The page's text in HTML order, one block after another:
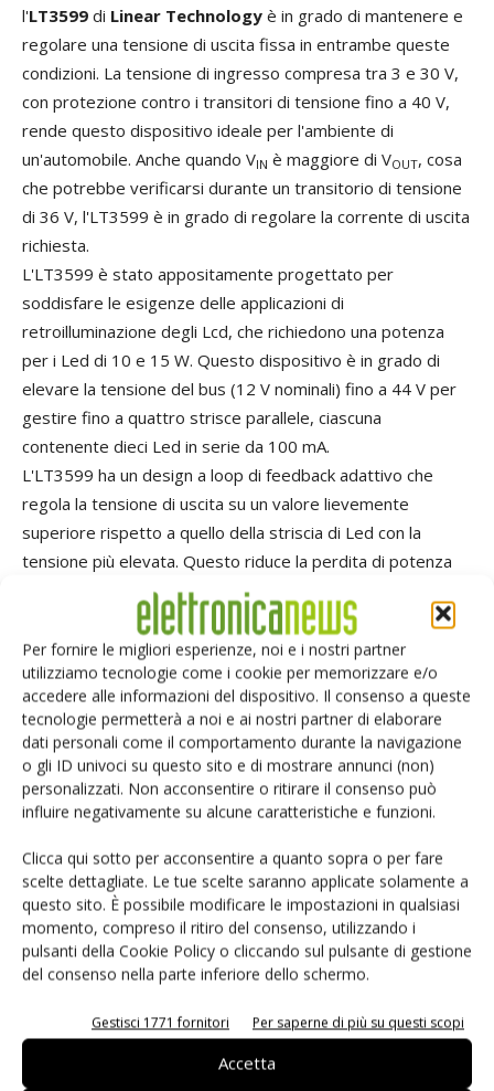
Per fornire le migliori esperienze, noi e i nostri partner
utilizziamo tecnologie come i cookie per memorizzare e/o
accedere alle informazioni del dispositivo. Il consenso a queste
tecnologie permetterà a noi e ai nostri partner di elaborare
dati personali come il comportamento durante la navigazione
o gli ID univoci su questo sito e di mostrare annunci (non)
personalizzati. Non acconsentire o ritirare il consenso può
influire negativamente su alcune caratteristiche e funzioni.
Clicca qui sotto per acconsentire a quanto sopra o per fare
scelte dettagliate. Le tue scelte saranno applicate solamente a
questo sito. È possibile modificare le impostazioni in qualsiasi
momento, compreso il ritiro del consenso, utilizzando i
pulsanti della Cookie Policy o cliccando sul pulsante di gestione
del consenso nella parte inferiore dello schermo.
Gestisci 1771 fornitori Per saperne di più su questi scopi
Accetta
l'LT3599 di Linear Technology è in grado di mantenere e
regolare una tensione di uscita fissa in entrambe queste
condizioni. La tensione di ingresso compresa tra 3 e 30 V,
con protezione contro i transitori di tensione fino a 40 V,
rende questo dispositivo ideale per l'ambiente di
un'automobile. Anche quando VIN è maggiore di VOUT, cosa
che potrebbe verificarsi durante un transitorio di tensione
di 36 V, l'LT3599 è in grado di regolare la corrente di uscita
richiesta.
L'LT3599 è stato appositamente progettato per
soddisfare le esigenze delle applicazioni di
retroilluminazione degli Lcd, che richiedono una potenza
per i Led di 10 e 15 W. Questo dispositivo è in grado di
elevare la tensione del bus (12 V nominali) fino a 44 V per
gestire fino a quattro strisce parallele, ciascuna
contenente dieci Led in serie da 100 mA.
L'LT3599 ha un design a loop di feedback adattivo che
regola la tensione di uscita su un valore lievemente
superiore rispetto a quello della striscia di Led con la
tensione più elevata. Questo riduce la perdita di potenza
attraverso il circuito di regolazione per ottimizzare
l'efficienza. Questo è un aspetto importante perché elimina
la necessità di un dissipatore di calore, consentendo un
ingombro molto ridotto e a basso profilo. Altrettanto
importante per la gestione delle file di Led è fornire un
adattamento di corrente preciso per garantire che la
luminosità della retroilluminazione rimanga uniforme su
tutto il pannello. L'LT3599 è garantito per fornire una
variazione di corrente ai Led inferiore al 2% nel range di
temperature comprese tra -40 e 125˚C.
Metodi di dimming
L'LT3599 utilizza una frequenza fissa e una topologia di
convertitore di alimentazione a corrente costante. Lo
switch interno da 44 V e 2 A è in grado di gestire quattro
strisce composte da un massimo di dieci Led da 100 mA
collegati in serie. La frequenza di commutazione è
programmabile e sincronizzabile tra 200 kHz e 2,5 MHz,